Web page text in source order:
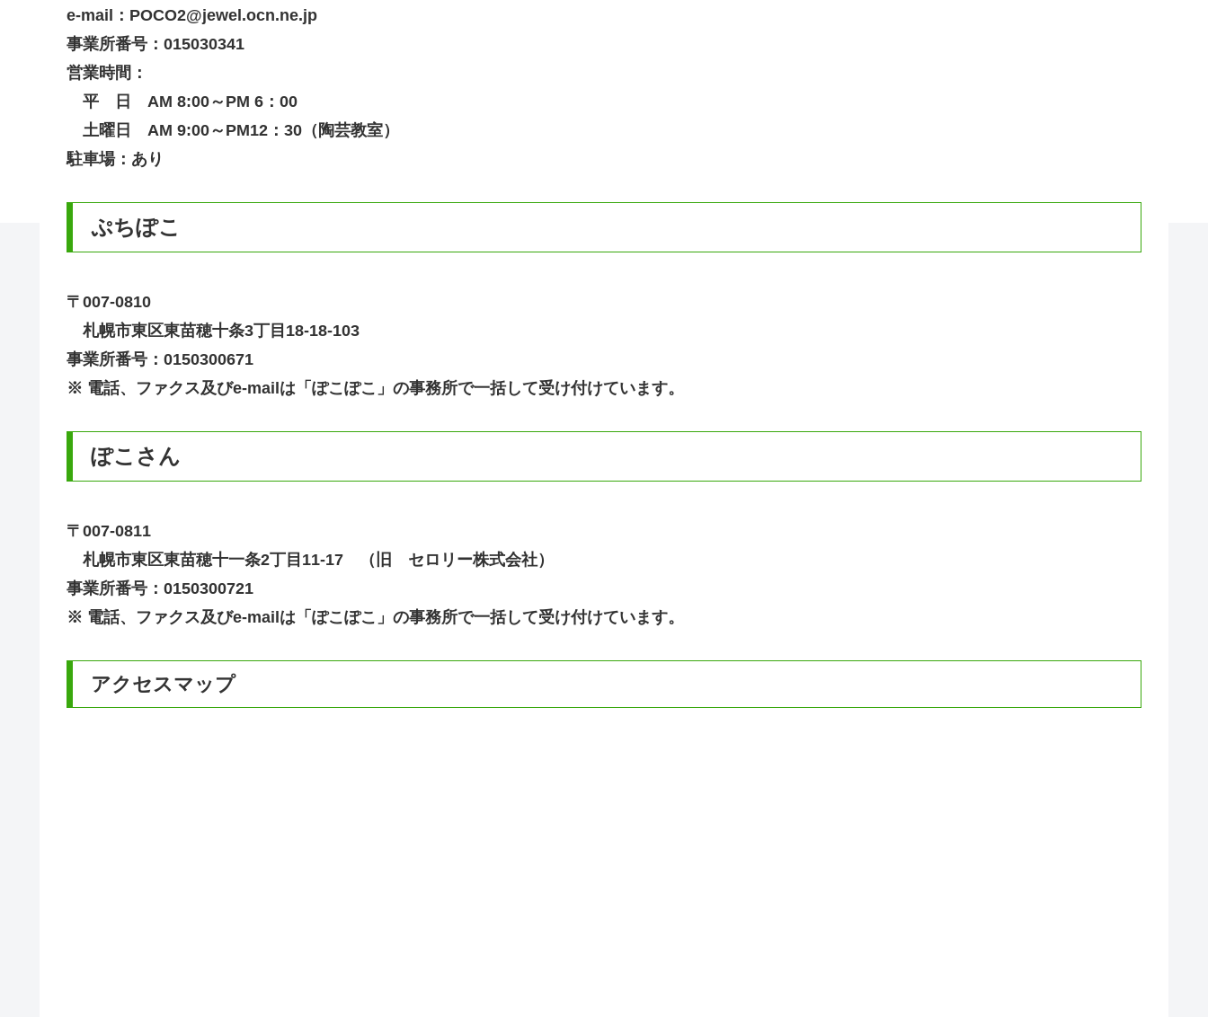
e-mail：POCO2@jewel.ocn.ne.jp
事業所番号：015030341
営業時間：
平 日 AM 8:00～PM 6：00
土曜日 AM 9:00～PM12：30（陶芸教室）
駐車場：あり
ぷちぽこ
〒007-0810
札幌市東区東苗穂十条3丁目18-18-103
事業所番号：0150300671
※ 電話、ファクス及びe-mailは「ぽこぽこ」の事務所で一括して受け付けています。
ぽこさん
〒007-0811
札幌市東区東苗穂十一条2丁目11-17 （旧 セロリー株式会社）
事業所番号：0150300721
※ 電話、ファクス及びe-mailは「ぽこぽこ」の事務所で一括して受け付けています。
アクセスマップ